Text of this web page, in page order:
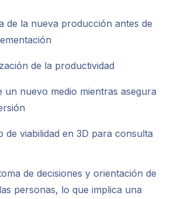
de la nueva producción antes de
de la productividad
un nuevo medio mientras asegura
de viabilidad en 3D para consulta
de decisiones y orientación de
personas, lo que implica una